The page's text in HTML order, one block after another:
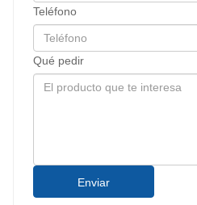
Teléfono
Qué pedir
Enviar